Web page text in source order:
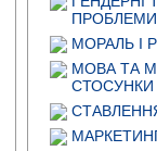
ПРОБЛЕМИ
МОРАЛЬ І
МОВА ТА
СТОСУНКИ